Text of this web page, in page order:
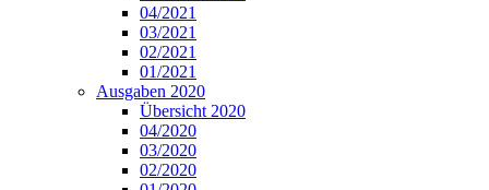
04/2021
03/2021
02/2021
01/2021
Ausgaben 2020
Übersicht 2020
04/2020
03/2020
02/2020